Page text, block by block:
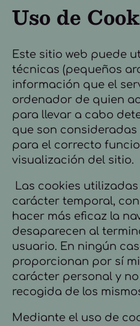
Uso de
Este sitio web puede
técnicas (pequeños
información que el
ordenador de quien
para llevar a cabo
que son
para el correcto
visualización del sitio.
Las cookies
carácter temporal,
hacer más eficaz la
desaparecen al
usuario. En ningún
proporcionan por sí
carácter personal y
recogida de los
Mediante el uso de